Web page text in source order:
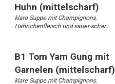
Huhn (mittelscharf)
klare Suppe mit Champignons,
Hähnchenfleisch und sauer-schar..
B1 Tom Yam Gung mit
Garnelen (mittelscharf)
klare Suppe mit Champignons,